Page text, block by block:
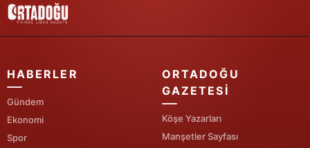
Giresun
Gümüşhane
HABERLER
Gündem
Ekonomi
Spor
ORTADOĞU
GAZETESI
Köşe Yazarları
Manşetler Sayfası